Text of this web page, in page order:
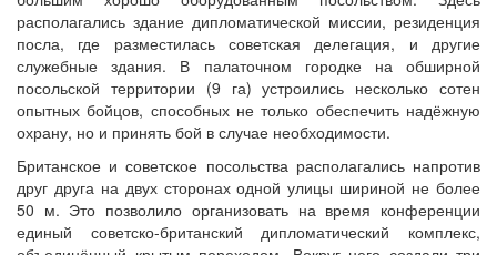
располагались здание дипломатической миссии, резиденция
посла, где разместилась советская делегация, и другие
служебные здания. В палаточном городке на обширной
посольской территории (9 га) устроились несколько сотен
опытных бойцов, способных не только обеспечить надёжную
охрану, но и принять бой в случае необходимости.
Британское и советское посольства располагались напротив
друг друга на двух сторонах одной улицы шириной не более
50 м. Это позволило организовать на время конференции
единый советско-британский дипломатический комплекс,